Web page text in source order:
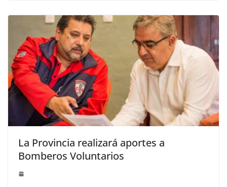
La Provincia realizará aportes a
Bomberos Voluntarios